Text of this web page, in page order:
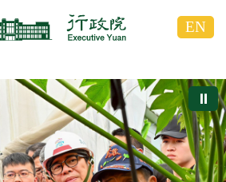
EN
⏸